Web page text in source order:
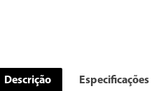
Descrição Especificações